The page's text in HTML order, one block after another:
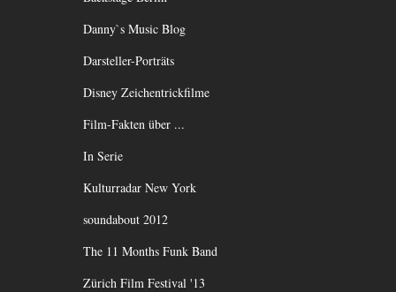
Danny`s Music Blog
Darsteller-Porträts
Disney Zeichentrickfilme
Film-Fakten über ...
In Serie
Kulturradar New York
soundabout 2012
The 11 Months Funk Band
Zürich Film Festival '13